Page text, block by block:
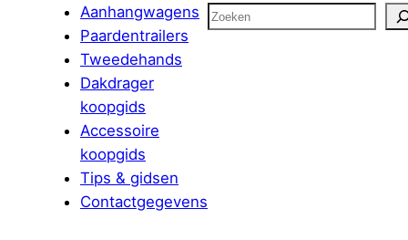
Aanhangwagens
Paardentrailers
Tweedehands
Dakdrager
koopgids
Accessoire
koopgids
Tips & gidsen
Contactgegevens
Zoeken